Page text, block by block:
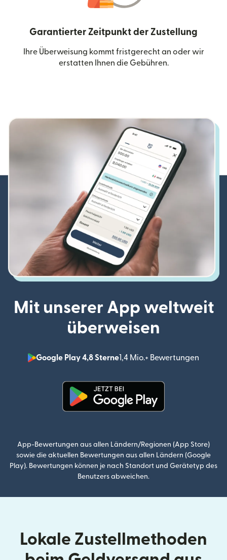
Garantierter Zeitpunkt der Zustellung
Ihre Überweisung kommt fristgerecht an oder wir
erstatten Ihnen die Gebühren.
Mit unserer App weltweit
überweisen
Google Play 4,8 Sterne1,4 Mio.+ Bewertungen
App-Bewertungen aus allen Ländern/Regionen (App Store)
sowie die aktuellen Bewertungen aus allen Ländern (Google
Play). Bewertungen können je nach Standort und Gerätetyp des
Benutzers abweichen.
Lokale Zustellmethoden